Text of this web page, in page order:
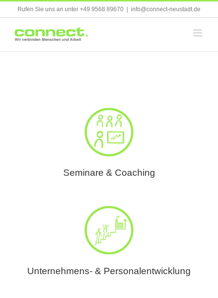
Rufen Sie uns an unter +49 9568 89670 info@connect-neustadt.de
Seminare & Coaching
Unternehmens- & Personalentwicklung